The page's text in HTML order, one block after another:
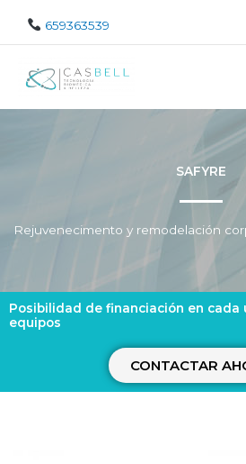
contenido
659363539
SAFYRE
Rejuvenecimento y remodelación
Posibilidad de financiación en cada
equipos
CONTACTAR